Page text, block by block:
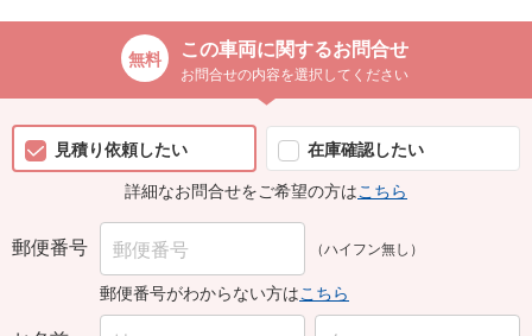
この車両に関するお問合せ
お問合せの内容を選択してください
見積り依頼したい
在庫確認したい
詳細なお問合せをご希望の方はこちら
郵便番号 （ハイフン無し）
郵便番号がわからない方はこちら